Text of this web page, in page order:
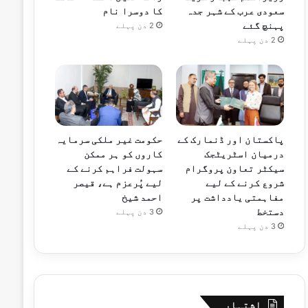
سعودی عرب کے شہر جدہ
پہنچ گئے
2 دن پہلے
کا دوسرا نام
2 دن پہلے
پاکستان اور ڈنمارک کے
درمیان اسٹریٹجک
سیکٹر تعاون پروگرام
شروع کرنے کے لیے
مفاہمتی یادداشت پر
دستخط
3 دن پہلے
حکومت غیر ملکی سرمایہ
کاروں کو ہر ممکن
سہولت فراہم کرنے کے
لیے پُرعزم ہے، قیصر
احمد شیخ
3 دن پہلے
اشتہار